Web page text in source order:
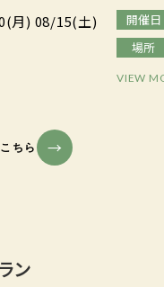
月) 08/15(土)
開催日
場所
VIEW
ちら
ン